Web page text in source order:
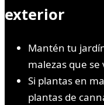
exterior
Mantén tu
malezas que
Si plantas en
plantas de